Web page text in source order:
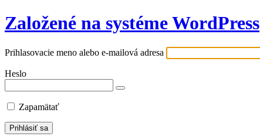
Založené na systéme WordPress
Prihlasovacie meno alebo e-mailová adresa
Heslo
Zapamätať